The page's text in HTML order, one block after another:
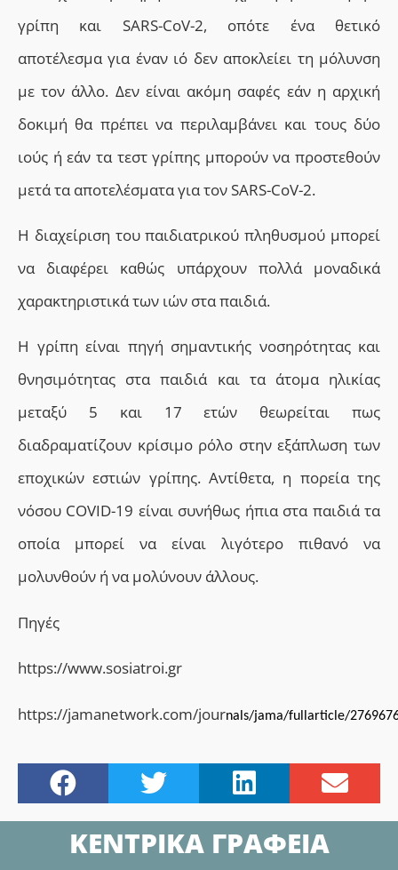
γρίπη και SARS-CoV-2, οπότε ένα θετικό
αποτέλεσμα για έναν ιό δεν αποκλείει τη μόλυνση
με τον άλλο. Δεν είναι ακόμη σαφές εάν η αρχική
δοκιμή θα πρέπει να περιλαμβάνει και τους δύο
ιούς ή εάν τα τεστ γρίπης μπορούν να προστεθούν
μετά τα αποτελέσματα για τον SARS-CoV-2.
Η διαχείριση του παιδιατρικού πληθυσμού μπορεί
να διαφέρει καθώς υπάρχουν πολλά μοναδικά
χαρακτηριστικά των ιών στα παιδιά.
Η γρίπη είναι πηγή σημαντικής νοσηρότητας και
θνησιμότητας στα παιδιά και τα άτομα ηλικίας
μεταξύ 5 και 17 ετών θεωρείται πως
διαδραματίζουν κρίσιμο ρόλο στην εξάπλωση των
εποχικών εστιών γρίπης. Αντίθετα, η πορεία της
νόσου COVID-19 είναι συνήθως ήπια στα παιδιά τα
οποία μπορεί να είναι λιγότερο πιθανό να
μολυνθούν ή να μολύνουν άλλους.
Πηγές
https://www.sosiatroi.gr
https://jamanetwork.com/journals/jama/fullarticle/
ΚΕΝΤΡΙΚΑ ΓΡΑΦΕΙΑ